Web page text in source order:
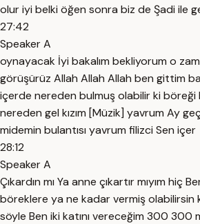
olur iyi belki öğen sonra biz de Şadi ile
27:42
Speaker A
oynayacak İyi bakalım bekliyorum o
görüşürüz Allah Allah Allah ben gittim
içerde nereden bulmuş olabilir ki böreği
nereden gel kızım [Müzik] yavrum Ay
midemin bulantısı yavrum filizci Sen içer
28:12
Speaker A
Çıkardın mı Ya anne çıkartır mıyım hiç
böreklere ya ne kadar vermiş olabilirsin
söyle Ben iki katını vereceğim 300 300